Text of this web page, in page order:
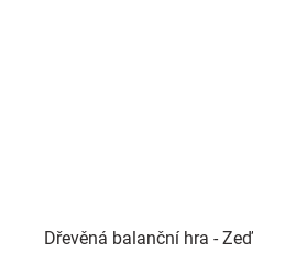
Dřevěná balanční hra - Zeď